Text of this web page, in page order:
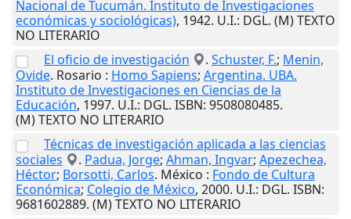
Nacional de Tucumán. Instituto de Investigaciones
económicas y sociológicas), 1942. U.I.: DGL. (M) TEXTO
NO LITERARIO
El oficio de investigación
. Schuster, F.; Menin,
Ovide. Rosario : Homo Sapiens; Argentina. UBA.
Instituto de Investigaciones en Ciencias de la
Educación, 1997. U.I.: DGL. ISBN: 9508080485.
(M) TEXTO NO LITERARIO
Técnicas de investigación aplicada a las ciencias
sociales
. Padua, Jorge; Ahman, Ingvar; Apezechea,
Héctor; Borsotti, Carlos. México : Fondo de Cultura
Económica; Colegio de México, 2000. U.I.: DGL. ISBN:
9681602889. (M) TEXTO NO LITERARIO